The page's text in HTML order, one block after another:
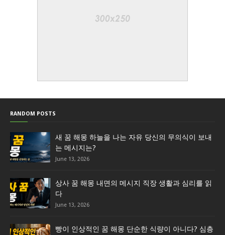
RANDOM POSTS
새 꿈 해몽 하늘을 나는 자유 당신의 무의식이 보내
는 메시지는?
June 13, 2026
상사 꿈 해몽 내면의 메시지 직장 생활과 심리를 읽
다
June 13, 2026
빵이 인상적인 꿈 해몽 단순한 식량이 아니다? 심층